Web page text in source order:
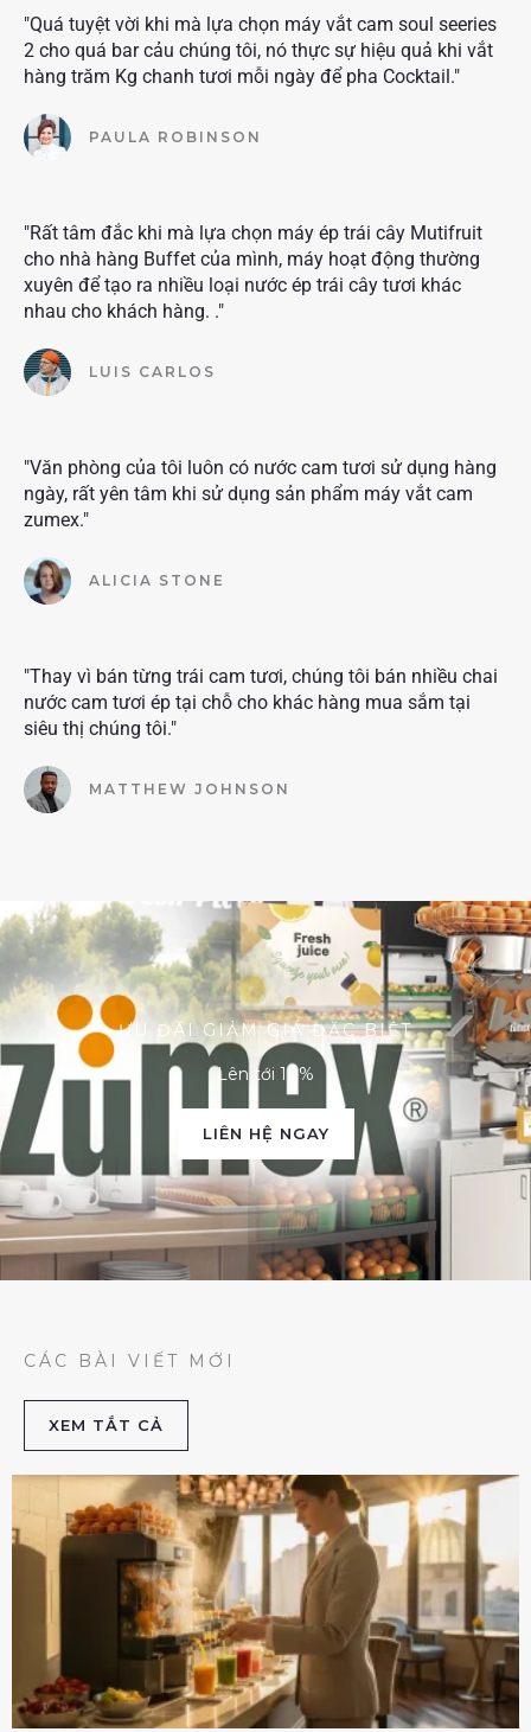
"Quá tuyệt vời khi mà lựa chọn máy vắt cam soul seeries
2 cho quá bar cảu chúng tôi, nó thực sự hiệu quả khi vắt
hàng trăm Kg chanh tươi mỗi ngày để pha Cocktail."
PAULA ROBINSON
"Rất tâm đắc khi mà lựa chọn máy ép trái cây Mutifruit
cho nhà hàng Buffet của mình, máy hoạt động thường
xuyên để tạo ra nhiều loại nước ép trái cây tươi khác
nhau cho khách hàng. ."
LUIS CARLOS
"Văn phòng của tôi luôn có nước cam tươi sử dụng hàng
ngày, rất yên tâm khi sử dụng sản phẩm máy vắt cam
zumex."
ALICIA STONE
"Thay vì bán từng trái cam tươi, chúng tôi bán nhiều chai
nước cam tươi ép tại chỗ cho khác hàng mua sắm tại
siêu thị chúng tôi."
MATTHEW JOHNSON
ƯU ĐÃI GIẢM GIÁ ĐẶC BIỆT
Lên tới 10%
LIÊN HỆ NGAY
CÁC BÀI VIẾT MỚI
XEM TẮT CẢ